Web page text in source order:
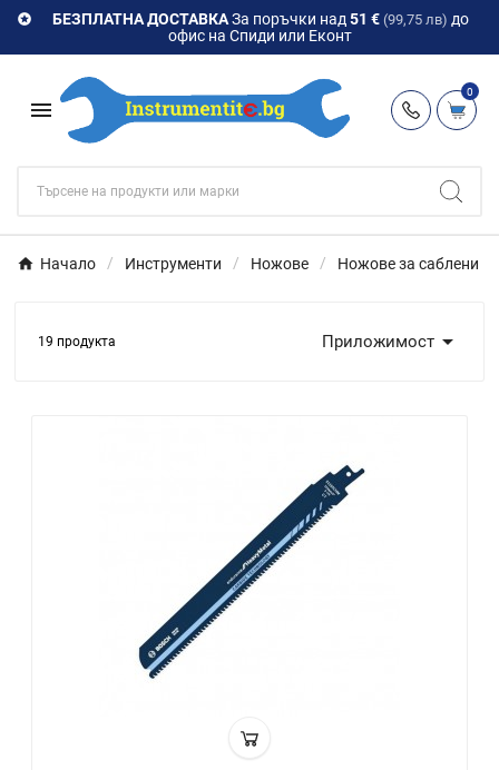
 БЕЗПЛАТНА ДОСТАВКАЗа поръчки над 51 € (99,75 лв) до
офис на Спиди или Еконт

0
Начало Инструменти Ножове Ножове за саблени
19 продукта Приложимост 